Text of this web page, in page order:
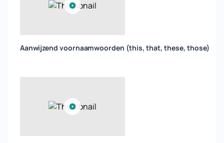
Aanwijzend voornaamwoorden (this, that, these, those)